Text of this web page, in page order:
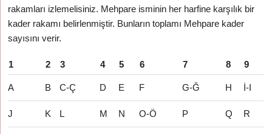
rakamları izlemelisiniz. Mehpare isminin her harfine karşılık bir
kader rakamı belirlenmiştir. Bunların toplamı Mehpare kader
sayısını verir.
1 2 3 4 5 6 7 8 9
A B C-Ç D E F G-Ğ H İ-I
J K L M N O-Ö P Q R